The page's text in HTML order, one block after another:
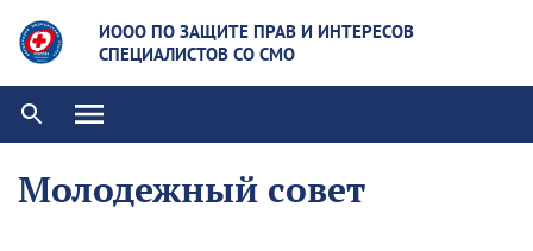
ИООО ПО ЗАЩИТЕ ПРАВ И ИНТЕРЕСОВ
СПЕЦИАЛИСТОВ СО СМО
Молодежный совет